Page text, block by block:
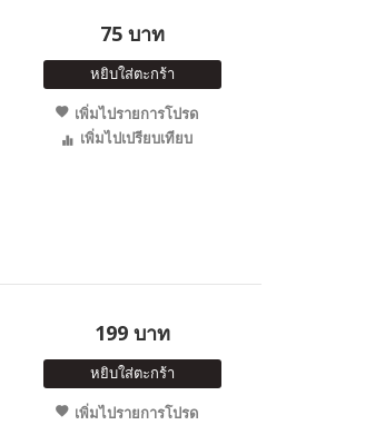
75 บาท
หยิบใส่ตะกร้า
เพิ่มไปรายการโปรด
เพิ่มไปเปรียบเทียบ
199 บาท
หยิบใส่ตะกร้า
เพิ่มไปรายการโปรด